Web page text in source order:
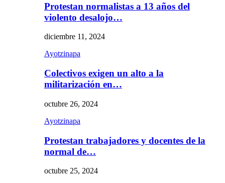
Protestan normalistas a 13 años del
violento desalojo…
diciembre 11, 2024
Ayotzinapa
Colectivos exigen un alto a la
militarización en…
octubre 26, 2024
Ayotzinapa
Protestan trabajadores y docentes de la
normal de…
octubre 25, 2024